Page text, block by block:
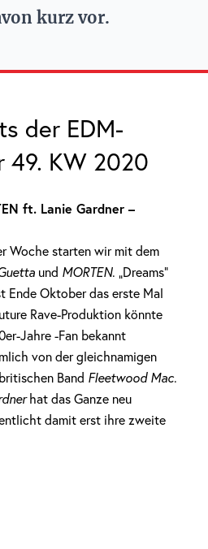
kurz vor.
der EDM-
49. KW 2020
ft. Lanie Gardner –
Woche starten wir mit dem
und MORTEN. „Dreams“
Ende Oktober das erste Mal
Rave-Produktion könnte
Jahre -Fan bekannt
von der gleichnamigen
Band Fleetwood Mac.
hat das Ganze neu
damit erst ihre zweite